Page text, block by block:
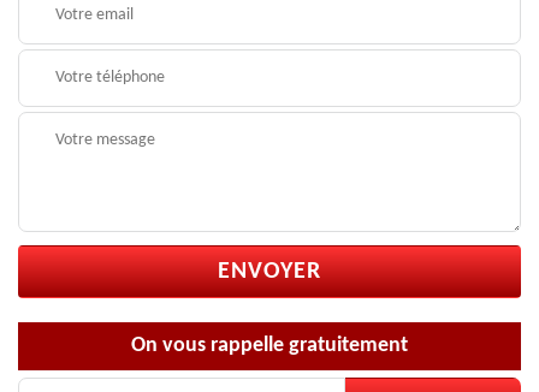
On vous rappelle gratuitement